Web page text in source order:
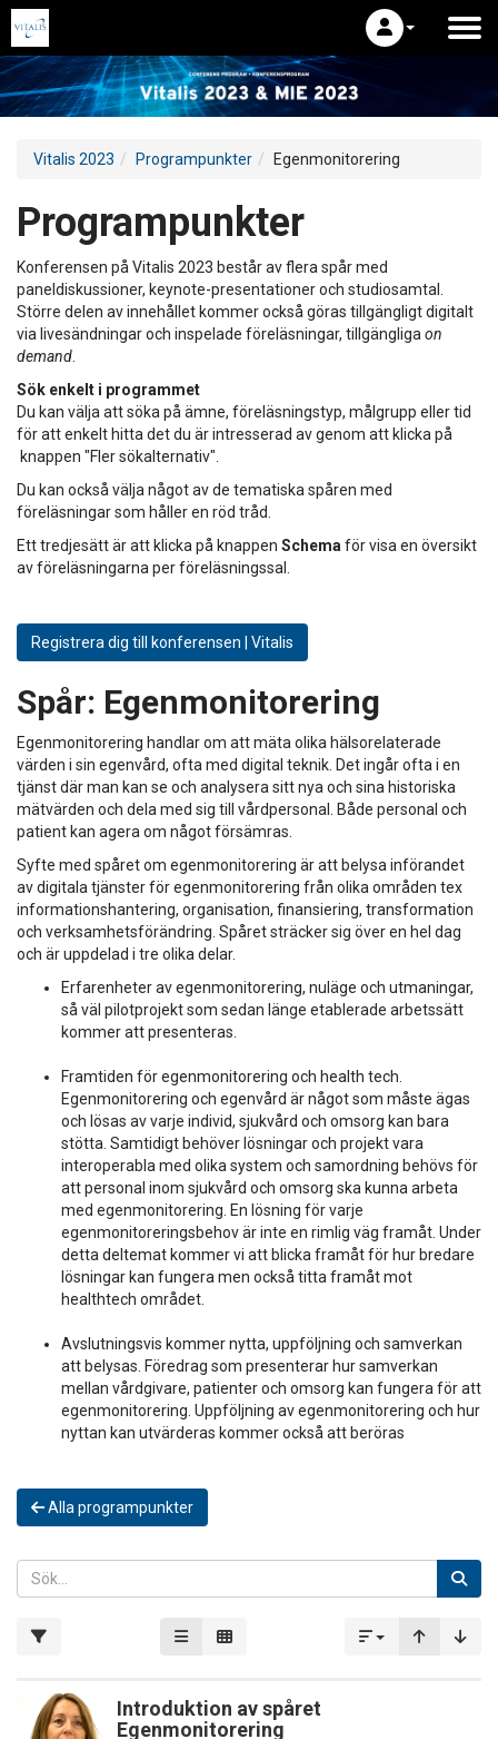
Vitalis 2023 Programpunkter Egenmonitorering
Programpunkter
Konferensen på Vitalis 2023 består av flera spår med
paneldiskussioner, keynote-presentationer och studiosamtal.
Större delen av innehållet kommer också göras tillgängligt digitalt
via livesändningar och inspelade föreläsningar, tillgängliga on
demand
Sök enkelt i programmet
Du kan välja att söka på ämne, föreläsningstyp, målgrupp eller tid
för att enkelt hitta det du är intresserad av genom att klicka på
knappen "Fler sökalternativ".
Du kan också välja något av de tematiska spåren med
föreläsningar som håller en röd tråd.
Ett tredjesätt är att klicka på knappen Schema för visa en översikt
av föreläsningarna per föreläsningssal.
Registrera dig till konferensen | Vitalis
Spår: Egenmonitorering
Egenmonitorering handlar om att mäta olika hälsorelaterade
värden i sin egenvård, ofta med digital teknik. Det ingår ofta i en
tjänst där man kan se och analysera sitt nya och sina historiska
mätvärden och dela med sig till vårdpersonal. Både personal och
patient kan agera om något försämras.
Syfte med spåret om egenmonitorering är att belysa införandet
av digitala tjänster för egenmonitorering från olika områden tex
informationshantering, organisation, finansiering, transformation
och verksamhetsförändring. Spåret sträcker sig över en hel dag
och är uppdelad i tre olika delar.
Erfarenheter av egenmonitorering, nuläge och utmaningar,
så väl pilotprojekt som sedan länge etablerade arbetssätt
kommer att presenteras.
Framtiden för egenmonitorering och health tech.
Egenmonitorering och egenvård är något som måste ägas
och lösas av varje individ, sjukvård och omsorg kan bara
stötta. Samtidigt behöver lösningar och projekt vara
interoperabla med olika system och samordning behövs för
att personal inom sjukvård och omsorg ska kunna arbeta
med egenmonitorering. En lösning för varje
egenmonitoreringsbehov är inte en rimlig väg framåt. Under
detta deltemat kommer vi att blicka framåt för hur bredare
lösningar kan fungera men också titta framåt mot
healthtech området.
Avslutningsvis kommer nytta, uppföljning och samverkan
att belysas. Föredrag som presenterar hur samverkan
mellan vårdgivare, patienter och omsorg kan fungera för att
egenmonitorering. Uppföljning av egenmonitorering och hur
nyttan kan utvärderas kommer också att beröras
Alla programpunkter
Introduktion av spåret
Egenmonitorering